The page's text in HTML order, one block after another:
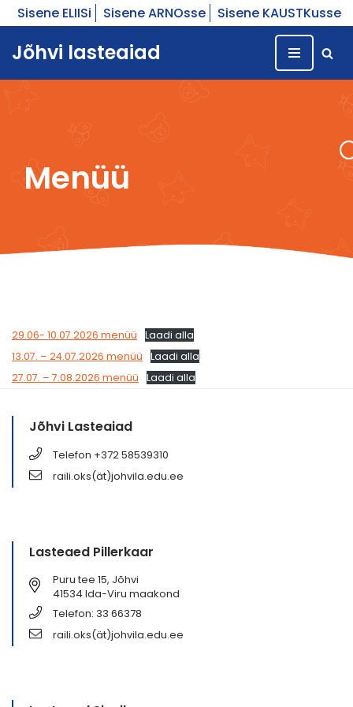
Skip
to
content
Sisene ELIISi Sisene ARNOsse Sisene KAUSTKusse
Jõhvi lasteaiad
Menüü
29.06- 10.07.2026 menüü
Laadi alla
13.07. – 24.07.2026 menüü
Laadi alla
27.07. – 7.08.2026 menüü
Laadi alla
Jõhvi Lasteaiad
Telefon +372 58539310
raili.oks(ät)johvila.edu.ee
Lasteaed Pillerkaar
Puru tee 15, Jõhvi
41534 Ida-Viru maakond
Telefon: 33 66378
raili.oks(ät)johvila.edu.ee